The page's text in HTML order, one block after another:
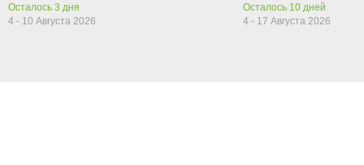
Осталось 3 дня
4 - 10 Августа 2026
Осталось 10 дней
4 - 17 Августа 2026